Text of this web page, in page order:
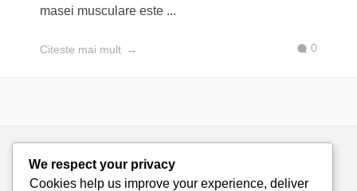
masei musculare este ...
Citeste mai mult 0
We respect your privacy
Cookies help us improve your experience, deliver